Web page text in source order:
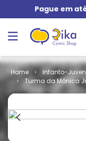
Pague em
Infanto-
Turma da Mônica